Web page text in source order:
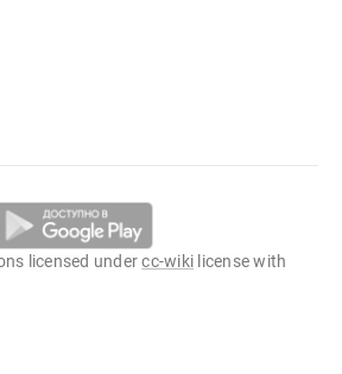
licensed undercc-wiki license with